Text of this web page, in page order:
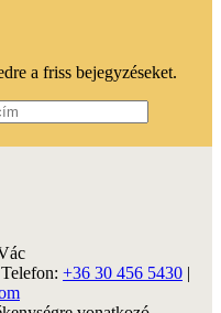
a friss bejegyzéseket.
+36 30 456 5430 |